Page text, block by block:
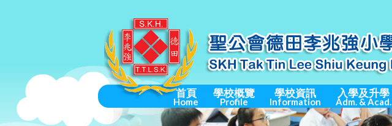
首頁
Home
學校概覽
Profile
學校資訊
Information
入學及升學
Adm. & Acad.